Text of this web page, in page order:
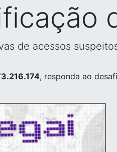
de acessos
, responda ao